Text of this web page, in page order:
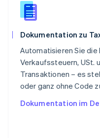
Dokumentation zu
Automatisieren Sie die
Verkaufssteuern, USt.
Transaktionen – es
oder ganz ohne Code
Dokumentation im
China
Spanien
EspañolEnglish
ไทยEnglish
Tschechische
English
English